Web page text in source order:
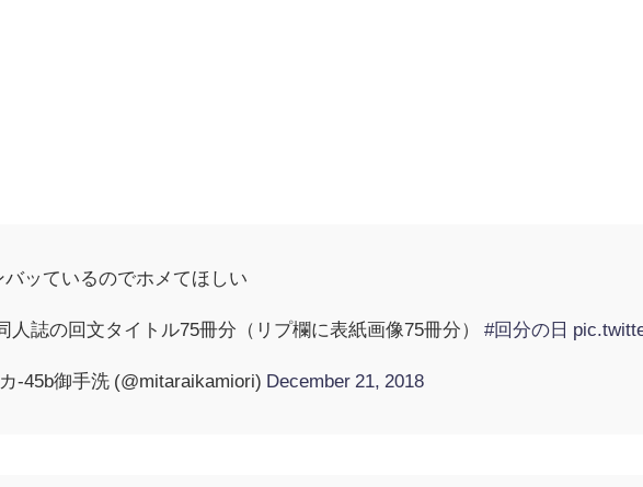
バッているのでホメてほしい
人誌の回文タイトル75冊分（リプ欄に表紙画像75冊分）#回分の日
-45b御手洗 (@mitaraikamiori) December 21, 2018